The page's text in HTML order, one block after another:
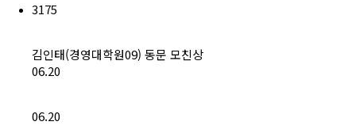
3175
김인태(경영대학원09) 동문 모친상
06.20
06.20